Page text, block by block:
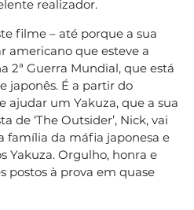
realizador.
filme – até porque a sua
americano que esteve a
2ª Guerra Mundial, que está
japonês. É a partir do
um Yakuza, que a sua
de ‘The Outsider’, Nick, vai
família da máfia japonesa e
Yakuza. Orgulho, honra e
postos à prova em quase